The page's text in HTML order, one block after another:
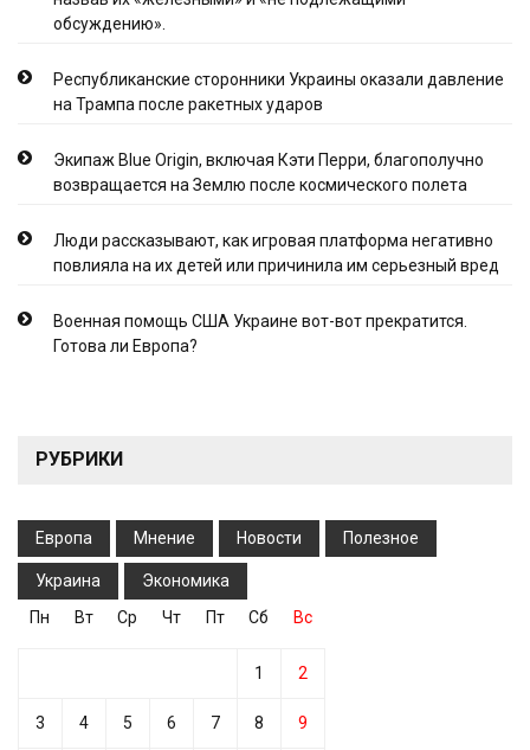
обсуждению».
Республиканские сторонники Украины оказали давление
на Трампа после ракетных ударов
Экипаж Blue Origin, включая Кэти Перри, благополучно
возвращается на Землю после космического полета
Люди рассказывают, как игровая платформа негативно
повлияла на их детей или причинила им серьезный вред
Военная помощь США Украине вот-вот прекратится.
Готова ли Европа?
РУБРИКИ
Европа Мнение Новости Полезное
Украина
Экономика
Пн
Вт Ср Чт Пт Сб Вс
1 2
3 4 5 6 7 8 9